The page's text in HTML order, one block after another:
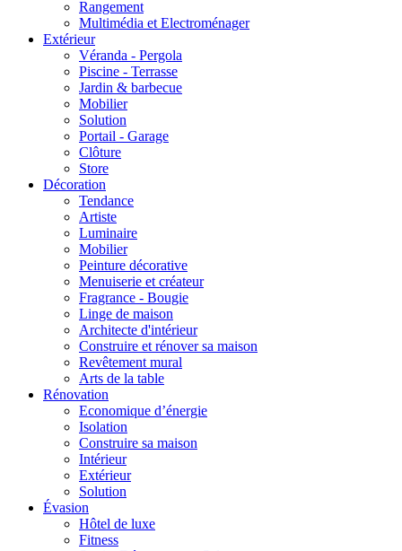
Rangement
Multimédia et Electroménager
Extérieur
Véranda - Pergola
Piscine - Terrasse
Jardin & barbecue
Mobilier
Solution
Portail - Garage
Clôture
Store
Décoration
Tendance
Artiste
Luminaire
Mobilier
Peinture décorative
Menuiserie et créateur
Fragrance - Bougie
Linge de maison
Architecte d'intérieur
Construire et rénover sa maison
Revêtement mural
Arts de la table
Rénovation
Economique d’énergie
Isolation
Construire sa maison
Intérieur
Extérieur
Solution
Évasion
Hôtel de luxe
Fitness